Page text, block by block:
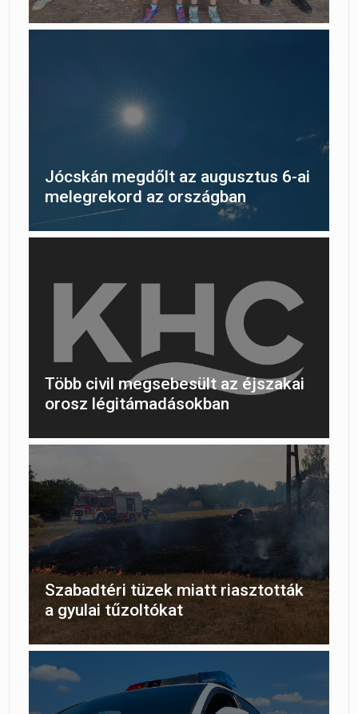
Jócskán megdőlt az augusztus 6-ai
melegrekord az országban
Több civil megsebesült az éjszakai
orosz légitámadásokban
Szabadtéri tüzek miatt riasztották
a gyulai tűzoltókat